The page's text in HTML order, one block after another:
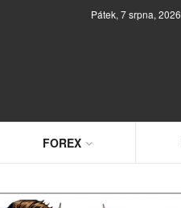
Pátek, 7 srpna, 2026
FOREX